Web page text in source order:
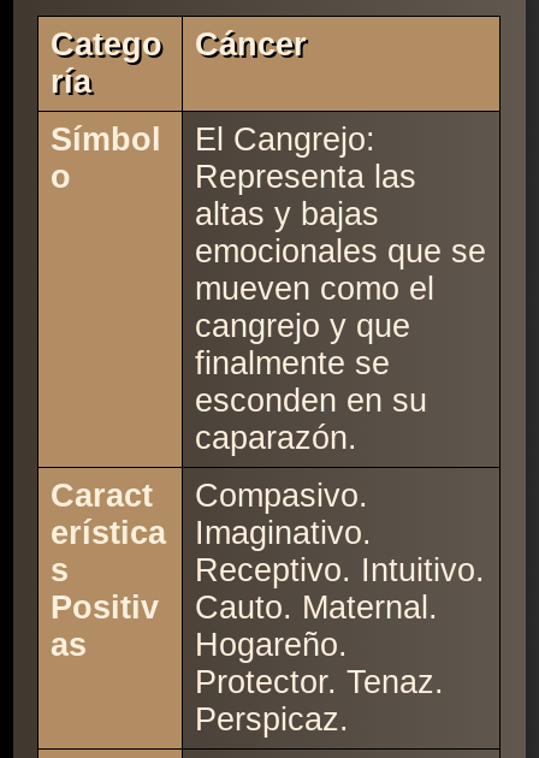
Catego
Ría
Cáncer
Símbol
o
El Cangrejo:
Representa las
altas y bajas
emocionales que se
mueven como el
cangrejo y que
finalmente se
esconden en su
caparazón.
Caract
erística
s
Positiv
as
Compasivo.
Imaginativo.
Receptivo. Intuitivo.
Cauto. Maternal.
Hogareño.
Protector. Tenaz.
Perspicaz.